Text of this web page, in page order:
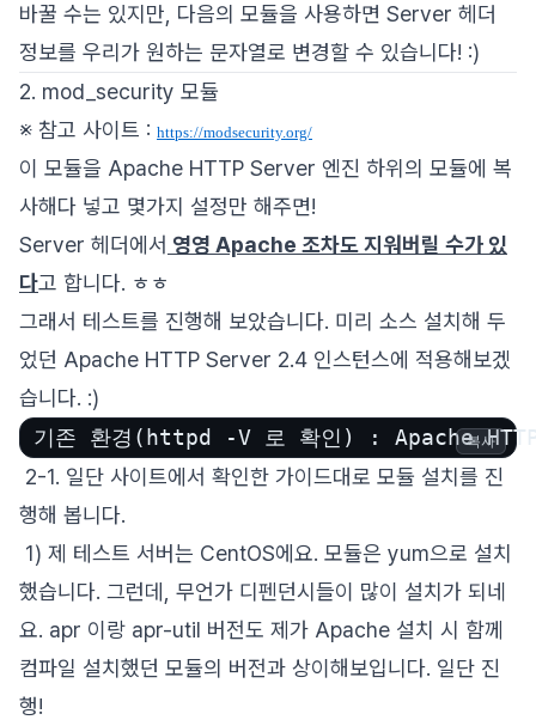
바꿀 수는 있지만, 다음의 모듈을 사용하면 Server 헤더
정보를 우리가 원하는 문자열로 변경할 수 있습니다! :)
2. mod_security 모듈
※ 참고 사이트 : https://modsecurity.org/
이 모듈을 Apache HTTP Server 엔진 하위의 모듈에 복
사해다 넣고 몇가지 설정만 해주면!
Server 헤더에서 영영 Apache 조차도 지워버릴 수가 있
다고 합니다. ㅎㅎ
그래서 테스트를 진행해 보았습니다. 미리 소스 설치해 두
었던 Apache HTTP Server 2.4 인스턴스에 적용해보겠
습니다. :)
기존 환경(httpd -V 로 확인) : Apache 복사
2-1. 일단 사이트에서 확인한 가이드대로 모듈 설치를 진
행해 봅니다.
1) 제 테스트 서버는 CentOS에요. 모듈은 yum으로 설치
했습니다. 그런데, 무언가 디펜던시들이 많이 설치가 되네
요. apr 이랑 apr-util 버전도 제가 Apache 설치 시 함께
컴파일 설치했던 모듈의 버전과 상이해보입니다. 일단 진
행!